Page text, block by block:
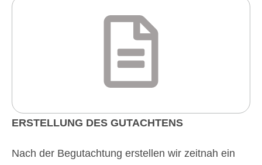
ERSTELLUNG DES GUTACHTENS
Nach der Begutachtung erstellen wir zeitnah ein